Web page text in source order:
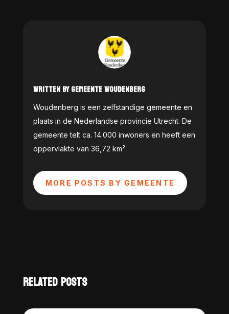
WRITTEN BY GEMEENTE WOUDENBERG
Woudenberg is een zelfstandige gemeente en
plaats in de Nederlandse provincie Utrecht. De
gemeente telt ca. 14.000 inwoners en heeft een
oppervlakte van 36,72 km².
MORE POSTS BY GEMEENTE
RELATED POSTS